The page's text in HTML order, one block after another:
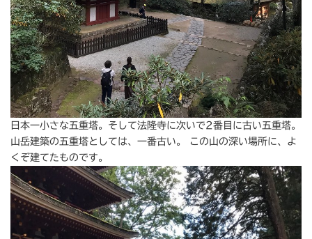
日本一小さな五重塔。そして法隆寺に次いで2番目に古い五重塔。
山岳建築の五重塔としては、一番古い。 この山の深い場所に、よ
くぞ建てたものです。